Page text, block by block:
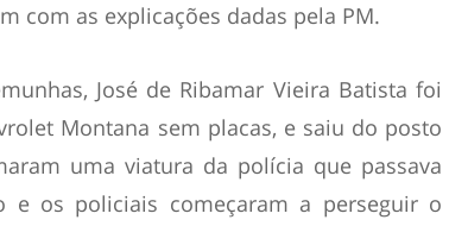
com as explicações dadas pela PM.
José de Ribamar Vieira Batista foi
Montana sem placas, e saiu do posto
uma viatura da polícia que passava
e os policiais começaram a perseguir o